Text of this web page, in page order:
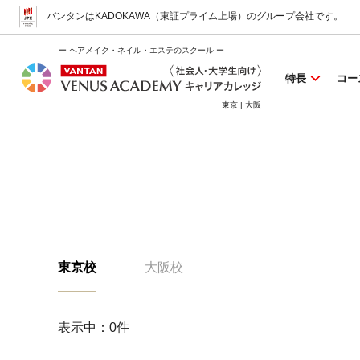
バンタンはKADOKAWA（東証プライム上場） のグループ会社です。
ー ヘアメイク・ネイル・エステのスクール ー
東京 | 大阪
特長 コー
東京校 大阪校
表示中： 0件